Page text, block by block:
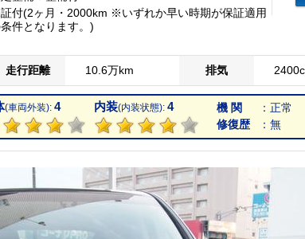
付(2ヶ月・2000km ※いずれか早い時期が保証適用
件となります。)
走行距離 10.6万km 排気
(車両外装): 4 内装(内装状態): 4
機 関
修復歴
：正常
：無